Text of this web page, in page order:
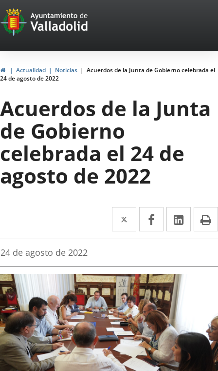
Portal
Web
del
Ayuntamiento
de
Valladolid
InicioActualidad Noticias
Acuerdos de la Junta de Gobierno celebrada el
24 de agosto de 2022
Acuerdos de la Junta
de Gobierno
celebrada el 24 de
agosto de 2022
Twitter
Enlace
a
aplicación
externa.
Facebook
Enlace
a
aplicación
externa.
Enlace
a
Fecha
la
noticia
24 de agosto de 2022